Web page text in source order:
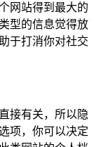
网站得到最大的
型的信息觉得放
于打消你对社交
接有关，所以隐
项，你可以决定